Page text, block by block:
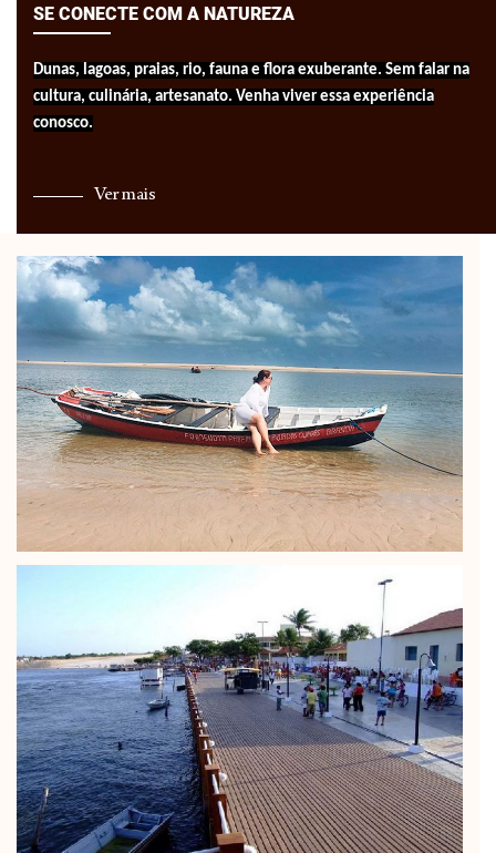
SE CONECTE COM A NATUREZA
Dunas, lagoas, praias, rio, fauna e flora exuberante. Sem falar na
cultura, culinária, artesanato. Venha viver essa experiência
conosco.
Ver mais